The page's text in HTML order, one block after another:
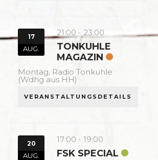
17
AUG.
21:00 -23:00
TONKUHLE
MAGAZIN
Montag, Radio Tonkuhle
(Wdhg aus HH)
VERANSTALTUNGSDETAILS
20
AUG.
17:00 -19:00
FSK SPECIAL